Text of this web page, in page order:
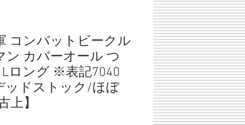
コンバットビークル
ン カバーオール つ
Lロング ※表記7040
ッドストック/ほぼ
上】